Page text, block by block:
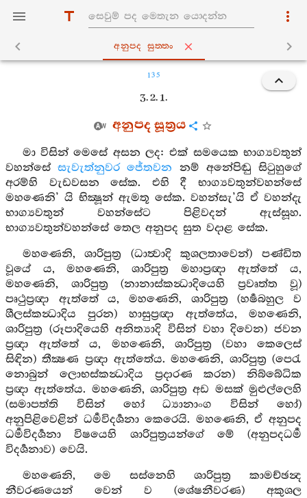
අනුපද සුත‍්තං
135
3. 2. 1.
අනුපද සූත්‍රය
මා විසින් මෙසේ අසන ලද: එක් සමයෙක භාග්‍යවතුන්
වහන්සේසැවැත්නුවර ජේතවන නම් අනේපිඬු සිටුහුගේ
අරම්හි වැඩවසන සේක. එහි දී භාග්‍යවතුන්වහන්සේ
මහණෙනි’ යි භික්‍ෂූන් ඇමතූ සේක. වහන්සැ’යි ඒ වහන්දැ
භාග්‍යවතුන් වහන්සේට පිළිවදන් ඇස්සූහ.
භාග්‍යවතුන්වහන්සේ තෙල අනුපද සුත වදාළ සේක.
මහණෙනි, ශාරිපුත්‍ර (ධාත්‍වාදි කුශලතාවෙන්) පණ්ඩිත
වූයේ ය, මහණෙනි, ශාරිපුත්‍ර මහාප්‍රඥා ඇත්තේ ය,
මහණෙනි, ශාරිපුත්‍ර (නානාස්කන්‍ධාදියෙහි ප්‍රවෘත්ත වූ)
පෘථුප්‍රඥා ඇත්තේ ය, මහණෙනි, ශාරිපුත්‍ර (හර්‍ෂබහුල ව
ශීලස්කන්‍ධාදිය පුරන) හාසුප්‍රඥා ඇත්තේය, මහණෙනි,
ශාරිපුත්‍ර (රූපාදියෙහි අනිත්‍යාදි විසින් වහා දිවෙන) ජවන
ප්‍රඥා ඇත්තේ ය, මහණෙනි, ශාරිපුත්‍ර (වහා කෙලෙස්
සිඳින) තීක්‍ෂණ ප්‍රඥා ඇත්තේය. මහණෙනි, ශාරිපුත්‍ර (පෙරැ
නොබුන් ලොභස්කන්‍ධාදිය ප්‍රදාරණ කරන) නිබ්බේධික
ප්‍රඥා ඇත්තේය. මහණෙනි, ශාරිපුත්‍ර අඩ මසක් මුළුල්ලෙහි
(සමාපත්ති විසින් හෝ ධ්‍යානාංග විසින් හෝ)
අනුපිළිවෙළින් ධර්‍මවිදර්‍ශනා කෙරෙයි. මහණෙනි, ඒ අනුපද
ධර්‍මවිදර්‍ශනා විෂයෙහි ශාරිපුත්‍රයන්ගේ මේ (අනුපදධර්‍ම
විදර්‍ශනාව) වෙයි.
මහණෙනි, මෙ සස්නෙහි ශාරිපුත්‍ර කාමච්ඡන්‍ද
නීවරණයෙන් වෙන් ව (ශේෂනීවරණ) අකුශල